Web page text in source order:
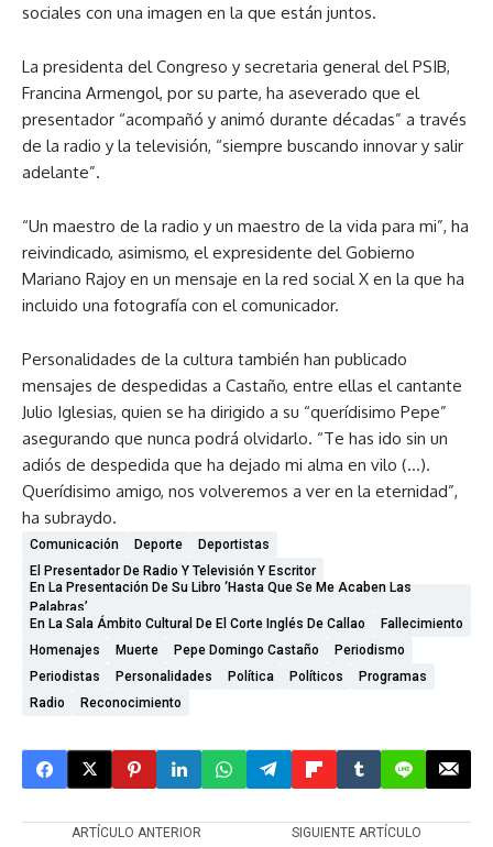
sociales con una imagen en la que están juntos.
La presidenta del Congreso y secretaria general del PSIB,
Francina Armengol, por su parte, ha aseverado que el
presentador “acompañó y animó durante décadas” a través
de la radio y la televisión, “siempre buscando innovar y salir
adelante”.
“Un maestro de la radio y un maestro de la vida para mi”, ha
reivindicado, asimismo, el expresidente del Gobierno
Mariano Rajoy en un mensaje en la red social X en la que ha
incluido una fotografía con el comunicador.
Personalidades de la cultura también han publicado
mensajes de despedidas a Castaño, entre ellas el cantante
Julio Iglesias, quien se ha dirigido a su “querídisimo Pepe”
asegurando que nunca podrá olvidarlo. “Te has ido sin un
adiós de despedida que ha dejado mi alma en vilo (…).
Querídisimo amigo, nos volveremos a ver en la eternidad”,
ha subraydo.
Comunicación Deporte
Deportistas
El Presentador De Radio Y Televisión Y Escritor
En La Presentación De Su Libro ‘Hasta Que Se Me Acaben Las
Palabras’
En La Sala Ámbito Cultural De El Corte Inglés De Callao
Fallecimiento
Homenajes
Muerte Pepe Domingo Castaño
Periodismo
Periodistas
Personalidades Política Políticos
Programas
Radio
Reconocimiento
ARTÍCULO ANTERIOR SIGUIENTE ARTÍCULO